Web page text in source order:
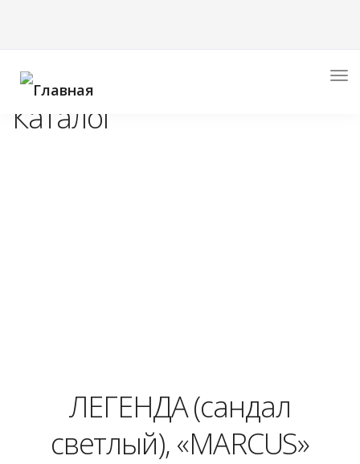
светлый), «MARCUS»
Каталог
ЛЕГЕНДА (сандал
светлый), «MARCUS»